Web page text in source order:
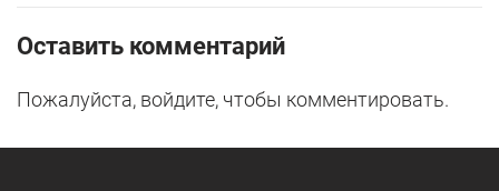
Оставить комментарий
Пожалуйста, войдите, чтобы комментировать.